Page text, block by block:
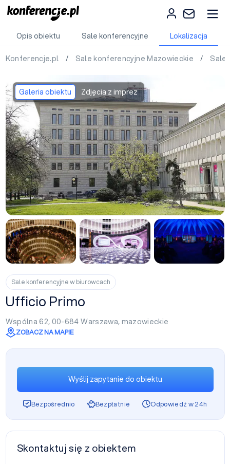
Opis obiektu Sale konferencyjne Lokalizacja
Konferencje.pl / Sale konferencyjne Mazowieckie / Sale
Galeria obiektu Zdjęcia z imprez
Sale konferencyjne w biurowcach
Ufficio Primo
Wspólna 62, 00-684Warszawa, mazowieckie
ZOBACZ NA MAPIE
Wyślij zapytanie do obiektu
Bezpośrednio Bezpłatnie Odpowiedź w 24h
Skontaktuj się z obiektem